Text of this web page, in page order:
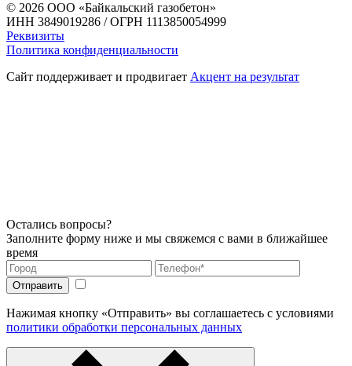
© 2026 ООО «Байкальский газобетон»
ИНН 3849019286 / ОГРН 1113850054999
Реквизиты
Политика конфиденциальности
Сайт поддерживает и продвигает Акцент на результат
Остались вопросы?
Заполните форму ниже и мы свяжемся с вами в ближайшее
время
Нажимая кнопку «Отправить» вы соглашаетесь с условиями
политики обработки персональных данных